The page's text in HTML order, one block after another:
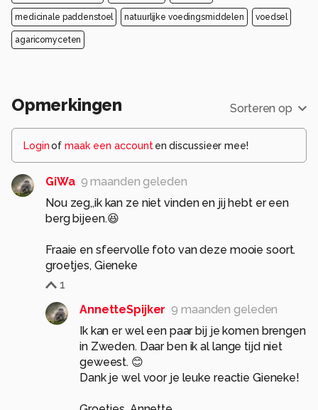
medicinale paddenstoel natuurlijke voedingsmiddelen voedsel
agaricomyceten
Opmerkingen Sorteren op
Loginof maak een account en discussieer mee!
GiWa 9 maanden geleden
Nou zeg,,ik kan ze niet vinden en jij hebt er een
berg bijeen.😆
Fraaie en sfeervolle foto van deze mooie soort.
groetjes, Gieneke
1
AnnetteSpijker 9 maanden geleden
Ik kan er wel een paar bij je komen brengen
in Zweden. Daar ben ik al lange tijd niet
geweest. 😊
Dank je wel voor je leuke reactie Gieneke!